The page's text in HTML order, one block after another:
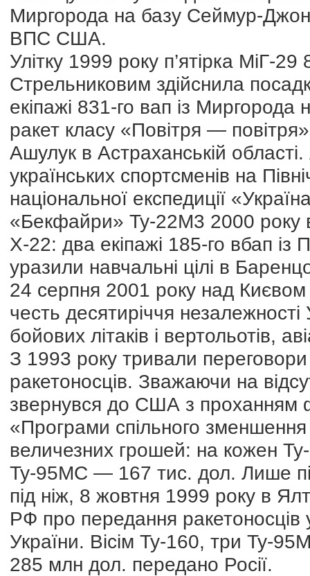
Миргорода на базу Сеймур-
ВПС США.
Улітку 1999 року п’ятірка МіГ-
Стрельниковим здійснила
екіпажі 831-го вап із
ракет класу «Повітря —
Ашулук в Астраханській
українських спортсменів на
національної експедиції
«Бекфайри» Ту-22М3 2000 року
Х-22: два екіпажі 185-го вбап
уразили навчальні цілі в
24 серпня 2001 року над
честь десятиріччя
бойових літаків і вертольотів,
З 1993 року тривали
ракетоносців. Зважаючи на
звернувся до США з проханням
«Програми спільного зменшення
величезних грошей: на кожен
Ту-95МС — 167 тис. дол. Лише
під ніж, 8 жовтня 1999 року в
РФ про передання ракетоносців
України. Вісім Ту-160, три Ту-
285 млн дол. передано Росії.